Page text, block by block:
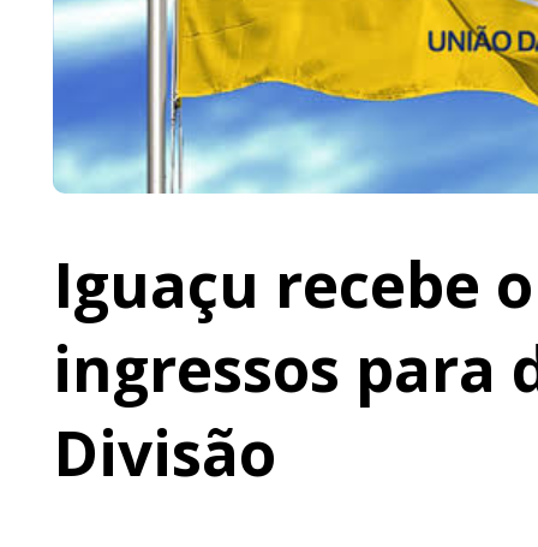
Iguaçu recebe
ingressos para
Divisão